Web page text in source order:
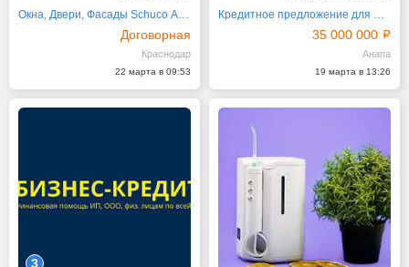
Окна, Двери, Фасады Schuco Алюминиевые системы
Договорная
Краснодар
22 марта в 09:53
Кредитное предложение для физ. лиц, ИП, ООО по РФ
35 000 000
Анапа
19 марта в 13:26
3